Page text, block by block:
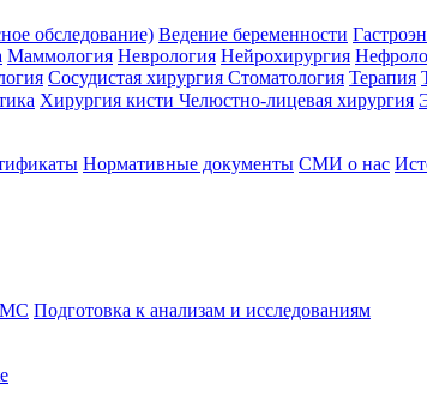
обследование) Ведение беременности
Маммология Неврология Нейрохирургия
Сосудистая хирургия Стоматология Терапия
Хирургия кисти Челюстно-лицевая хирургия
Нормативные документы СМИ о нас
Подготовка к анализам и исследованиям